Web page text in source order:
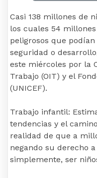
Casi 138 millones de
los cuales 54
peligrosos que
seguridad o
este miércoles por la
Trabajo (OIT) y el
(UNICEF).
Trabajo infantil:
tendencias y el
realidad de que a
negando su derecho
simplemente, ser